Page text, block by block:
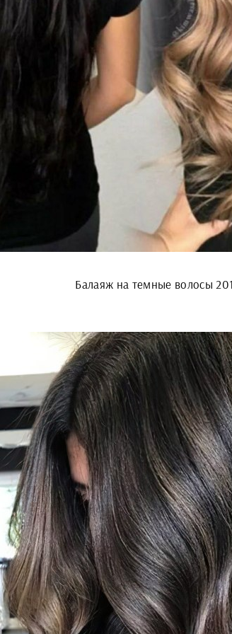
Балаяж на темные волосы